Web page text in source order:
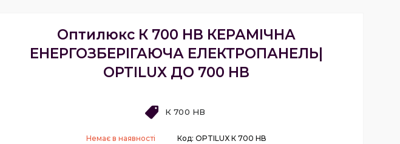
Оптилюкс К 700 НВ КЕРАМІЧНА
ЕНЕРГОЗБЕРІГАЮЧА ЕЛЕКТРОПАНЕЛЬ|
OPTILUX ДО 700 НВ
К 700 НВ
Немає в наявності Код: OPTILUX К 700 НВ